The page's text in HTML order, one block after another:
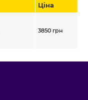
Ціна
3850 грн